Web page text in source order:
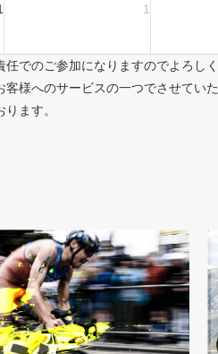
1
でのご参加になりますのでよろし
様へのサービスの一つでさせてい
ます。